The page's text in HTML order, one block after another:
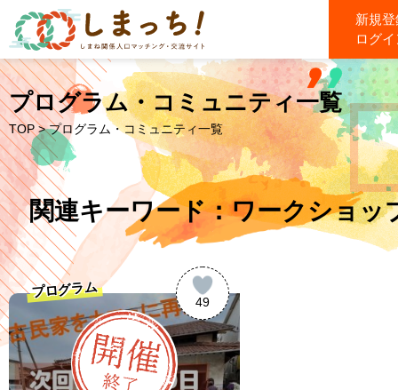
新規
ログ
プログラム・コミュニティ一覧
TOP > プログラム・コミュニティ一覧
関連キーワード：ワークショッ
49
プログラム